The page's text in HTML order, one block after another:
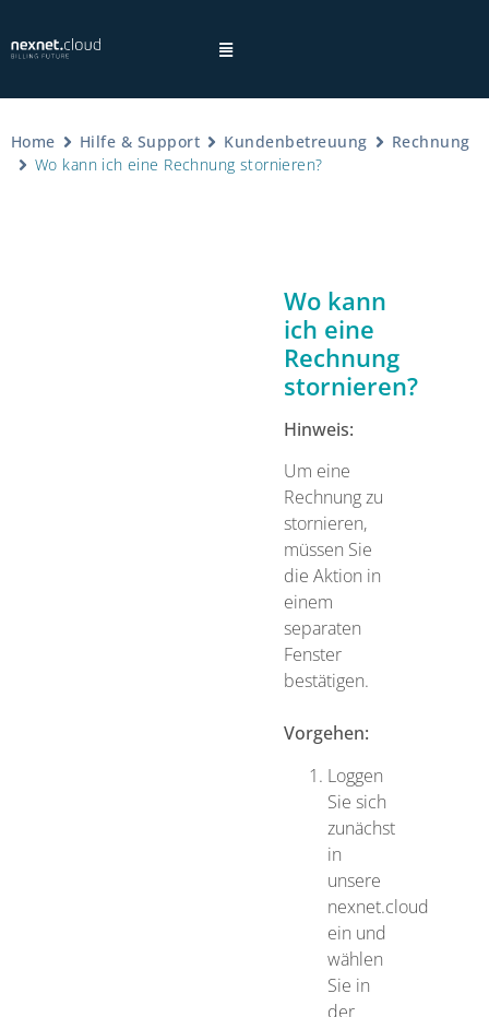
Home Hilfe & Support Kundenbetreuung
Rechnung
Wo kann ich eine Rechnung stornieren?
Wo kann
ich eine
Rechnung
stornieren?
Hinweis:
Um eine
Rechnung zu
stornieren,
müssen Sie
die Aktion in
einem
separaten
Fenster
bestätigen.
Vorgehen:
Loggen
Sie sich
zunächst
in
unsere
nexnet.cloud
ein und
wählen
Sie in
der
Datenschutzhinweisen